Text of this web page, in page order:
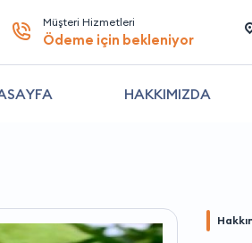
Müşteri Hizmetleri
Ödeme için bekleniyor
HAKKIMIZDA